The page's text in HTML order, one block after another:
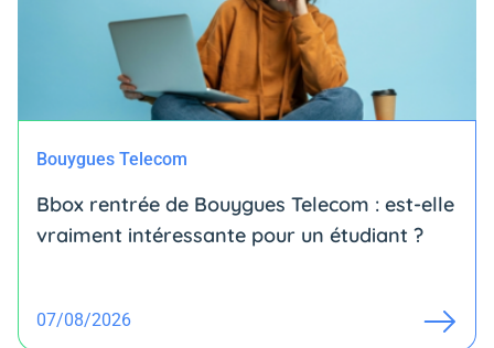
Bouygues Telecom
Bbox rentrée de Bouygues Telecom : est-elle
vraiment intéressante pour un étudiant ?
07/08/2026